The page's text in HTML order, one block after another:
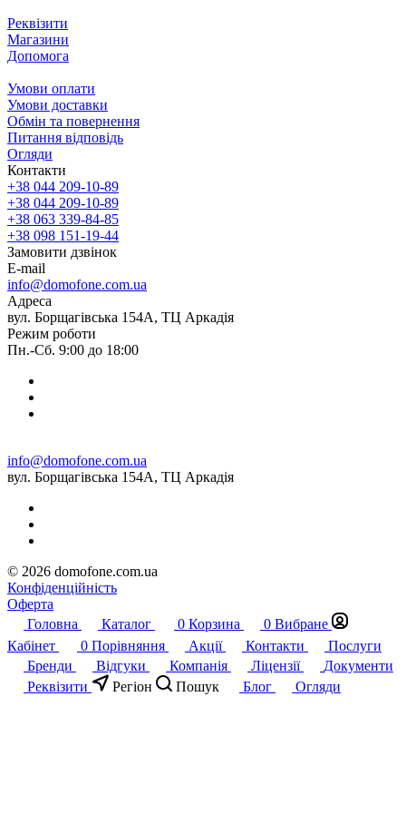
Реквізити
Магазини
Допомога
Умови оплати
Умови доставки
Обмін та повернення
Питання відповідь
Огляди
Контакти
+38 044 209-10-89
+38 044 209-10-89
+38 063 339-84-85
+38 098 151-19-44
Замовити дзвінок
E-mail
info@domofone.com.ua
Адреса
вул. Борщагівська 154А, ТЦ Аркадія
Режим роботи
Пн.-Сб. 9:00 до 18:00
info@domofone.com.ua
вул. Борщагівська 154А, ТЦ Аркадія
© 2026 domofone.com.ua
Конфіденційність
Оферта
Головна
Каталог 0 Корзина 0 Вибране
Кабінет
0 Порівняння Акції Контакти
Послуги
Бренди
Відгуки Компанія Ліцензії
Документи
Реквізити
Регіон Пошук Блог Огляди